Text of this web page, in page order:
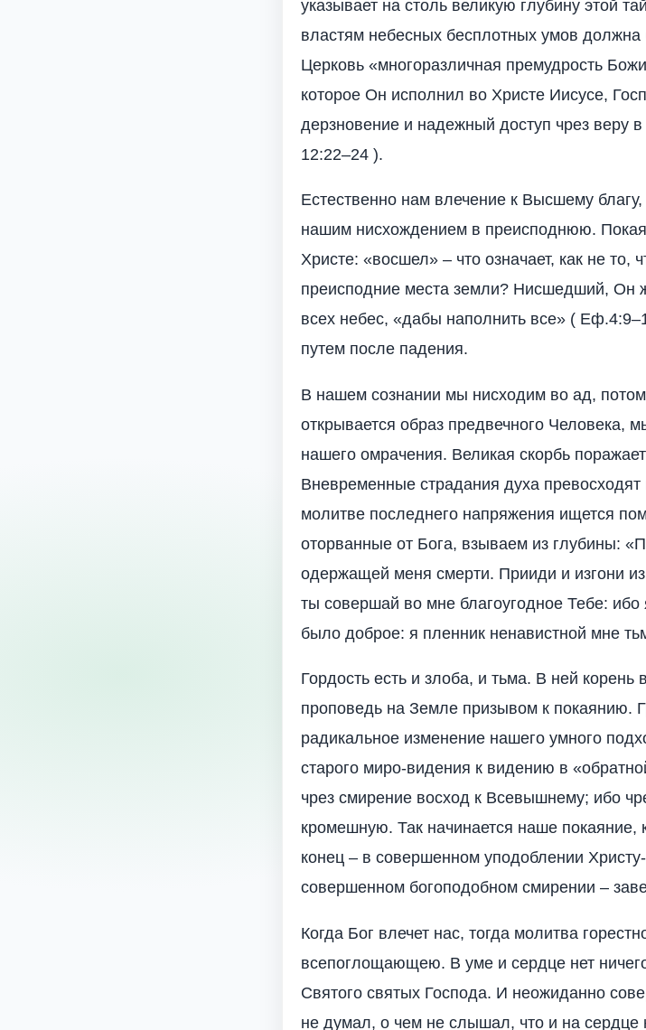
указывает на столь великую глубину этой
властям небесных бесплотных умов
Церковь «многоразличная премудрость
которое Он исполнил во Христе Иисусе,
дерзновение и надежный доступ чрез веру
12:22–24 ).
Естественно нам влечение к Высшему
нашим нисхождением в преисподнюю.
Христе: «восшел» – что означает, как не то,
преисподние места земли? Нисшедший, Он
всех небес, «дабы наполнить все» (
путем после падения.
В нашем сознании мы нисходим во ад,
открывается образ предвечного Человека,
нашего омрачения. Великая скорбь
Вневременные страдания духа
молитве последнего напряжения ищется
оторванные от Бога, взываем из глубины:
одержащей меня смерти. Прииди и изгони
ты совершай во мне благоугодное Тебе: ибо
было доброе: я пленник ненавистной мне
Гордость есть и злоба, и тьма. В ней
проповедь на Земле призывом к покаянию.
радикальное изменение нашего умного
старого миро-видения к видению в
чрез смирение восход к Всевышнему; ибо
кромешную. Так начинается наше покаяние,
конец – в совершенном уподоблении
совершенном богоподобном смирении –
Когда Бог влечет нас, тогда молитва
всепоглощающею. В уме и сердце нет
Святого святых Господа. И неожиданно
не думал, о чем не слышал, что и на сердце